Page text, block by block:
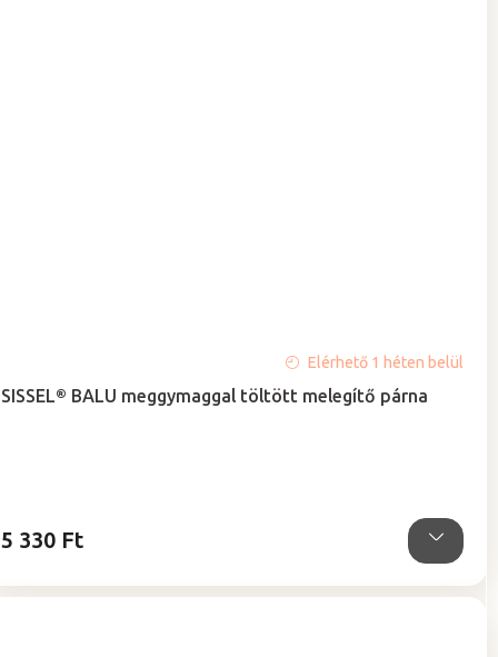
SISSEL® BALU meggymaggal töltött melegítő párna
átlagos
Elérhető 1 héten belül
5 330 Ft